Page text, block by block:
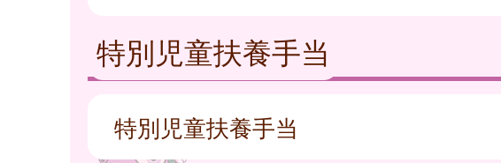
特別児童扶養手当
特別児童扶養手当